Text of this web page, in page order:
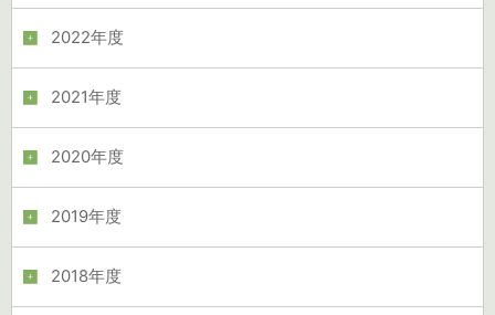
2022年度
2021年度
2020年度
2019年度
2018年度